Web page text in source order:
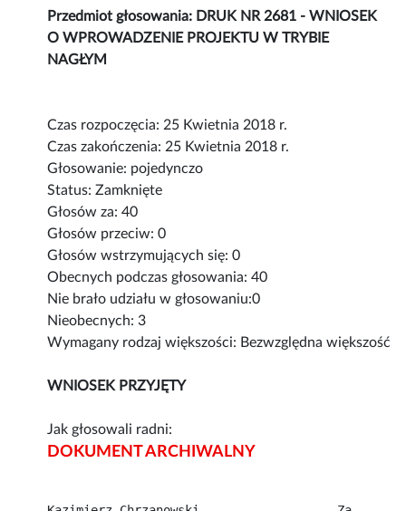
Przedmiot głosowania: DRUK NR 2681 - WNIOSEK
O WPROWADZENIE PROJEKTU W TRYBIE
NAGŁYM
Czas rozpoczęcia: 25 Kwietnia 2018 r.
Czas zakończenia: 25 Kwietnia 2018 r.
Głosowanie: pojedynczo
Status: Zamknięte
Głosów za: 40
Głosów przeciw: 0
Głosów wstrzymujących się: 0
Obecnych podczas głosowania: 40
Nie brało udziału w głosowaniu:0
Nieobecnych: 3
Wymagany rodzaj większości: Bezwzględna większość
WNIOSEK PRZYJĘTY
Jak głosowali radni:
DOKUMENT ARCHIWALNY